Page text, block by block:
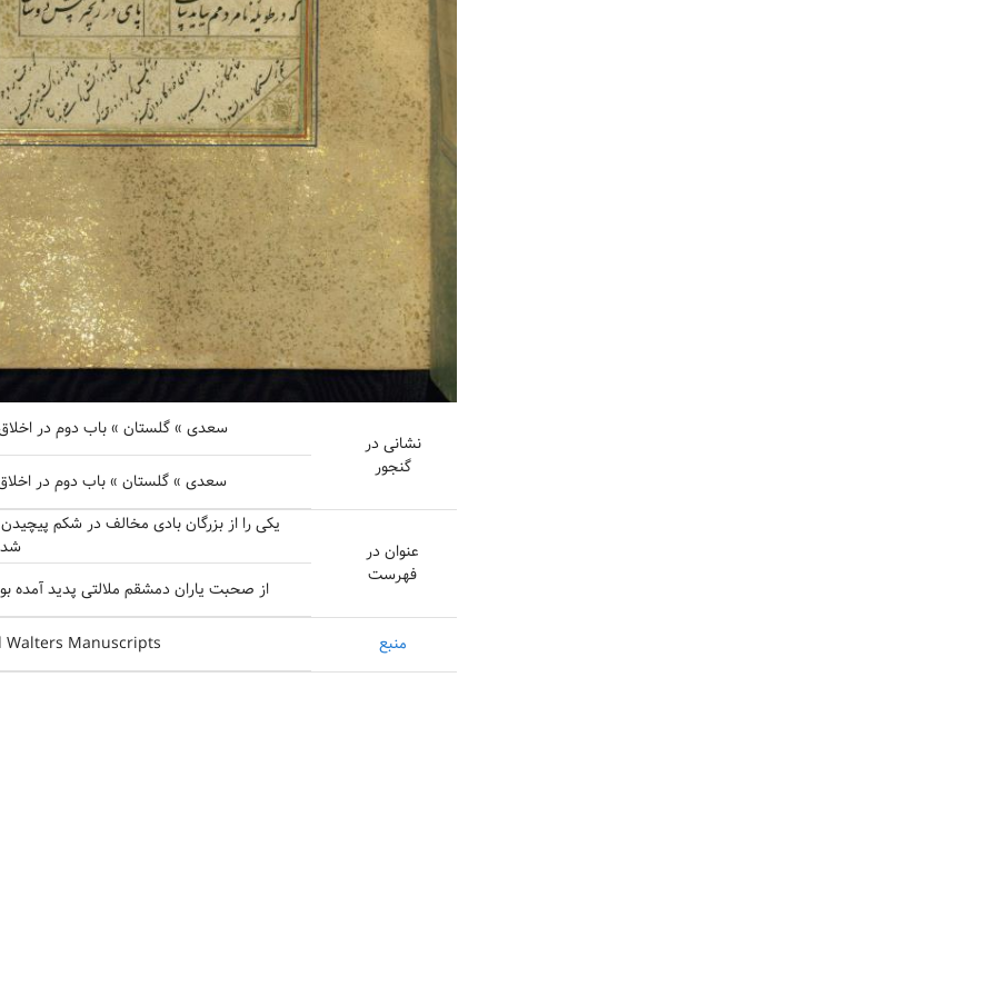
نشانی در
گنجور
سعدی » گلستان » باب دوم در اخلاق
سعدی » گلستان » باب دوم در اخلاق
عنوان در
فهرست
یکی را از بزرگان بادی مخالف در شکم
از صحبت یاران دمشقم ملالتی پدید آمده
منبع Walters Manuscripts